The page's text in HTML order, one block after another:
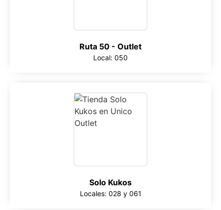
Ruta 50 - Outlet
Local: 050
Solo Kukos
Locales: 028 y 061